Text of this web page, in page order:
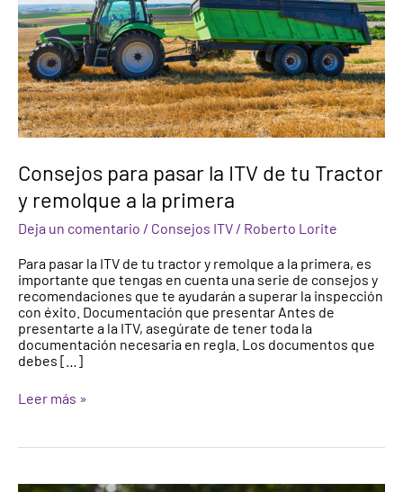
Consejos para pasar la ITV de tu Tractor
y remolque a la primera
Deja un comentario / Consejos ITV / Roberto Lorite
Para pasar la ITV de tu tractor y remolque a la primera, es
importante que tengas en cuenta una serie de consejos y
recomendaciones que te ayudarán a superar la inspección
con éxito. Documentación que presentar Antes de
presentarte a la ITV, asegúrate de tener toda la
documentación necesaria en regla. Los documentos que
debes […]
tu
Tractor
y
remolque
a
la
primera
Leer más »